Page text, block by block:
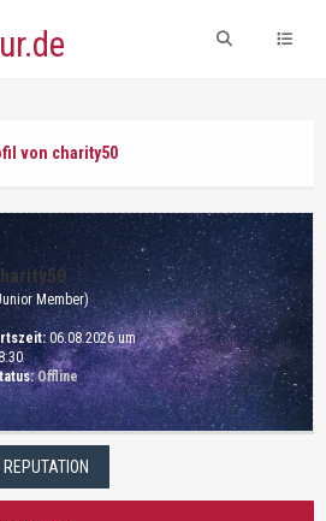
von charity50
Member)
06.08.2026 um
Offline